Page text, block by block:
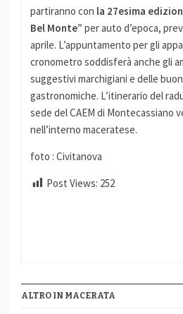
partiranno con la 27esima
Bel Monte” per auto d’epoca,
aprile. L’appuntamento per gli
cronometro soddisferà anche gli
suggestivi marchigiani e delle
gastronomiche. L’itinerario del
sede del CAEM di Montecassiano
nell’interno maceratese.
foto : Civitanova
Post Views: 252
ALTRO IN MACERATA